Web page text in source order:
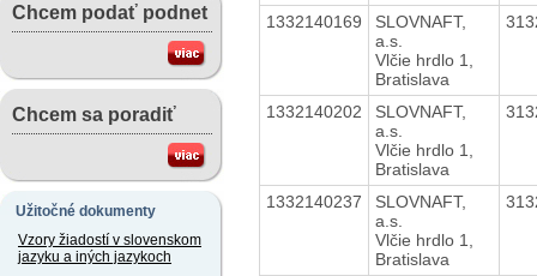
Chcem podať podnet
Chcem sa poradiť
Užitočné dokumenty
Vzory žiadostí v slovenskom
jazyku a iných jazykoch
1332140169
SLOVNAFT,
a.s.
Vlčie hrdlo 1,
Bratislava
1332140202
SLOVNAFT,
a.s.
Vlčie hrdlo 1,
Bratislava
1332140237
SLOVNAFT,
a.s.
Vlčie hrdlo 1,
Bratislava